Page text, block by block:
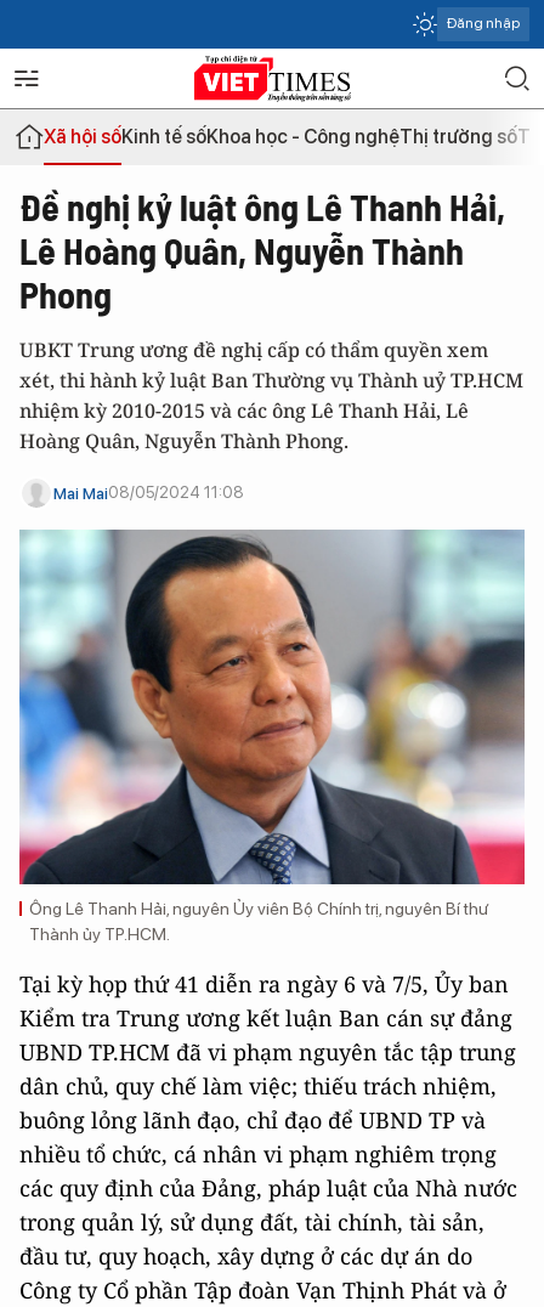
Đăng nhập
Xã hội sốKinh tế sốKhoa học - Công nghệThị trường số
Đề nghị kỷ luật ông Lê Thanh Hải,
Lê Hoàng Quân, Nguyễn Thành
Phong
UBKT Trung ương đề nghị cấp có thẩm quyền xem
xét, thi hành kỷ luật Ban Thường vụ Thành uỷ TP.HCM
nhiệm kỳ 2010-2015 và các ông Lê Thanh Hải, Lê
Hoàng Quân, Nguyễn Thành Phong.
Mai Mai08/05/2024 11:08
Ông Lê Thanh Hải, nguyên Ủy viên Bộ Chính trị, nguyên Bí thư
Thành ủy TP.HCM.
Tại kỳ họp thứ 41 diễn ra ngày 6 và 7/5, Ủy ban
Kiểm tra Trung ương kết luận Ban cán sự đảng
UBND TP.HCM đã vi phạm nguyên tắc tập trung
dân chủ, quy chế làm việc; thiếu trách nhiệm,
buông lỏng lãnh đạo, chỉ đạo để UBND TP và
nhiều tổ chức, cá nhân vi phạm nghiêm trọng
các quy định của Đảng, pháp luật của Nhà nước
trong quản lý, sử dụng đất, tài chính, tài sản,
đầu tư, quy hoạch, xây dựng ở các dự án do
Công ty Cổ phần Tập đoàn Vạn Thịnh Phát và ở